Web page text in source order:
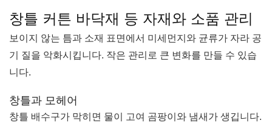
창틀 커튼 바닥재 등 자재와 소품 관리
보이지 않는 틈과 소재 표면에서 미세먼지와 균류가 자라 공
기 질을 악화시킵니다. 작은 관리로 큰 변화를 만들 수 있습
니다.
창틀과 모헤어
창틀 배수구가 막히면 물이 고여 곰팡이와 냄새가 생깁니다.